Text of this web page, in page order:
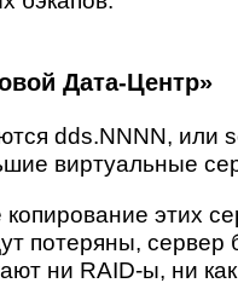
Дата-Центр»
dds.NNNN, или
виртуальные
этих
потеряны,
ни RAID-ы, ни